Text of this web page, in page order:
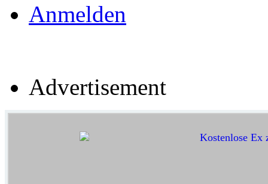
Anmelden
Advertisement